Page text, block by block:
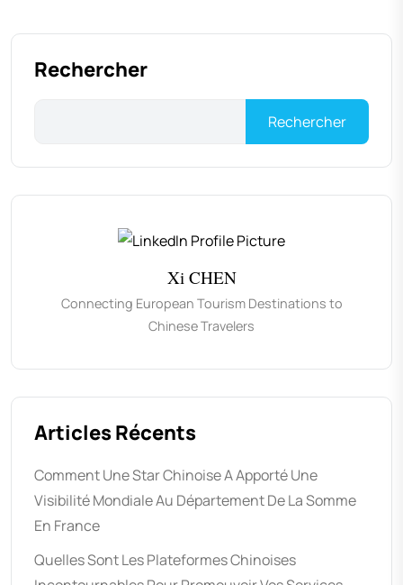
Rechercher
Rechercher
Xi CHEN
Connecting European Tourism Destinations to
Chinese Travelers
Articles Récents
Comment Une Star Chinoise A Apporté Une
Visibilité Mondiale Au Département De La Somme
En France
Quelles Sont Les Plateformes Chinoises